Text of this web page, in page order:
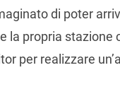
di poter
la propria stazione
per realizzare